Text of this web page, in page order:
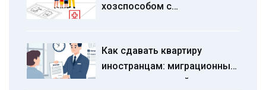
хозспособом с
Как сдавать квартиру
иностранцам: миграционный
учет и договор найма